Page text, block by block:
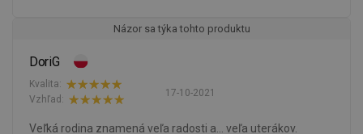
Názor sa týka tohto produktu
DoriG
17-10-2021
Kvalita:
Vzhľad:
Veľká rodina znamená veľa radosti a... veľa uterákov.